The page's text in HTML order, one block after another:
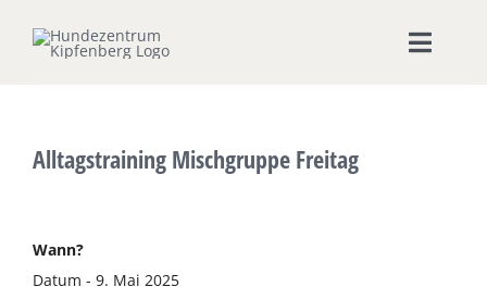
Inhalt
Toggle
Seminare & Workshops
Alltagstraining Mischgruppe Freitag
Wann?
Datum - 9. Mai 2025